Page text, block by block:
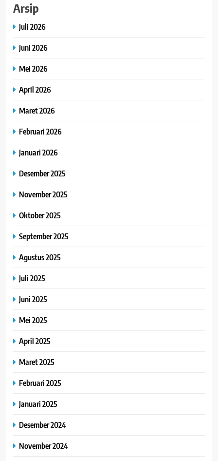
Arsip
Juli 2026
Juni 2026
Mei 2026
April 2026
Maret 2026
Februari 2026
Januari 2026
Desember 2025
November 2025
Oktober 2025
September 2025
Agustus 2025
Juli 2025
Juni 2025
Mei 2025
April 2025
Maret 2025
Februari 2025
Januari 2025
Desember 2024
November 2024